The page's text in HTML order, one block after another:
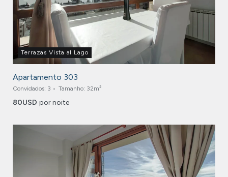
Terrazas Vista al Lago
Apartamento 303
Convidados: 3 Tamanho: 32m²
80USD por noite